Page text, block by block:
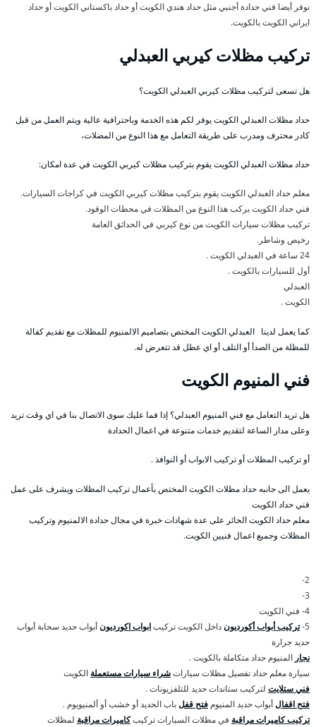
نوفر أيضا فني حدادة أجنبي مثل حداد هندي الكويت أو حداد باكستاني الكويت أو حداد
ايراني الكويت بالكويت.
تركيب مظلات كيربي العبدلي
هل تسعى لتركيب مظلات كيربي العبدلي الكويت؟
حداد مظلات العبدلي الكويت يوفر لكم هذه الخدمة وباحترافية عالية ويتم العمل من قبل
كادر محترف ومدرب على طريقة التعامل مع هذا النوع من المضلات،
حداد مظلات العبدلي الكويت يقوم بتركيب مظلات كيربي الكويت في عدة امكان:
معلم حداد العبدلي الكويت يقوم بتركيب مظلات كيربي الكويت في كراجات السيارات.
فني حداد الكويت يركب هذا النوع من المظلات في محطات الوقود.
تركيب مظلات سيارات الكويت من نوع كيربي في الحدائق العامة
رخيص وشاطر.
24 ساعة في العبدلي الكويت .
أول للسيارات بالكويت .
العبدلي
الكويت .
كما يعمل لدينا العبدلي الكويت المختص بتصاميم الالمنيوم للمظلات مع تقديم كفالة
للمظلة من الصدأ أو التلف أو اي عطل قد تتعرض له.
فني المنيوم الكويت
هل تريد التعامل مع فني المنيوم العبدلي؟ إذا فما عليك سوى الاتصال بنا في اي وقت تريد
وعلى مدار الساعة لتقديم خدمات متنوعة في اعمال الحدادة
أو تركيب المظلات أو تركيب الابواب أو النوافذ .
يعمل الى جانبه حداد مظلات الكويت المختص بأعمال تركيب المظلات ويشرف على عمل
فني حداد الكويت
معلم حداد الكويت الحائر على عدة شهادات خبرة في مجال حدادة الالمنيوم وتركيب
المظلات وجميع اعمال فنيين الكويت.
2-
3-
4- فني الكويت
5- تركيب أبواب أكورديونداخل الكويت تركيبابواب اكورديونأبواب حديد سحابة أبواب
حديد جرارة
نجار المنيوم حداد متكاملة بالكويت .
سيارة معلم حداد تفصيل مظلات سياراتشراء سيارات مستعملة الكويت
فني ستلايت لتركيب ستاندات حديد للتلفزيونات .
فتح اقفالأبواب حديد المنيوم فتح قفلباب الحديد أو خشب أو ألمنيويوم .
تركيب كاميرات مراقبة في مظلات السيارات تركيبكاميرات مراقبة لمظلات